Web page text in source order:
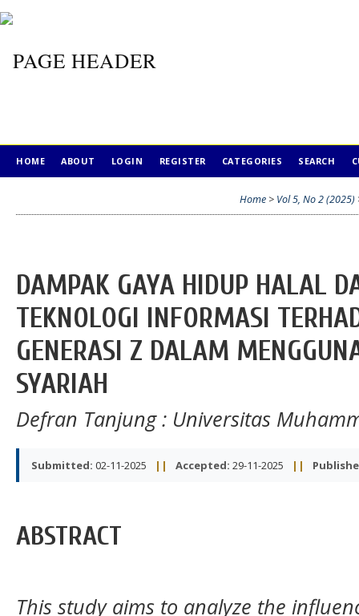
HOME ABOUT LOGIN REGISTER CATEGORIES SEARCH
Home > Vol 5, No 2 (2025)
DAMPAK GAYA HIDUP HALAL
TEKNOLOGI INFORMASI
GENERASI Z DALAM
SYARIAH
Defran Tanjung: Universitas
Submitted: 02-11-2025 || Accepted: 29-11-2025 ||
ABSTRACT
This study aims to analyze the